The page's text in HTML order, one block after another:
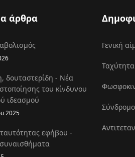
άρθρα
δουταστερίδη - Νέα
του κίνδυνου
ιδεασμού
2025
εφήβου -
Γενική